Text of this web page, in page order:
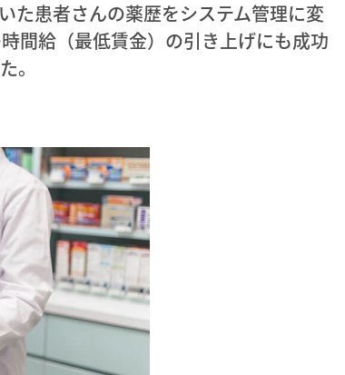
た患者さんの薬歴をシステム管理に変
間給（最低賃金）の引き上げにも成功
。